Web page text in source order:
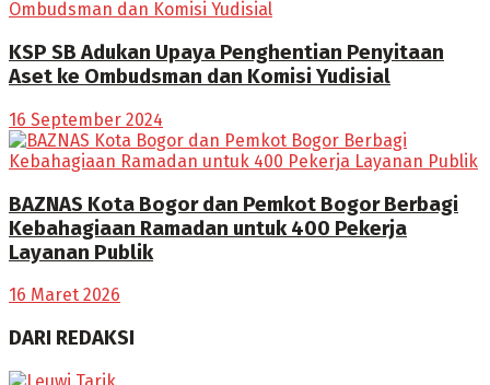
KSP SB Adukan Upaya Penghentian Penyitaan
Aset ke Ombudsman dan Komisi Yudisial
16 September 2024
BAZNAS Kota Bogor dan Pemkot Bogor Berbagi
Kebahagiaan Ramadan untuk 400 Pekerja
Layanan Publik
16 Maret 2026
DARI REDAKSI